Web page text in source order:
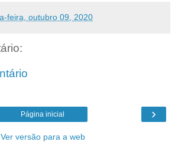
feira, outubro 09, 2020
›
Página inicial
Ver versão para a web